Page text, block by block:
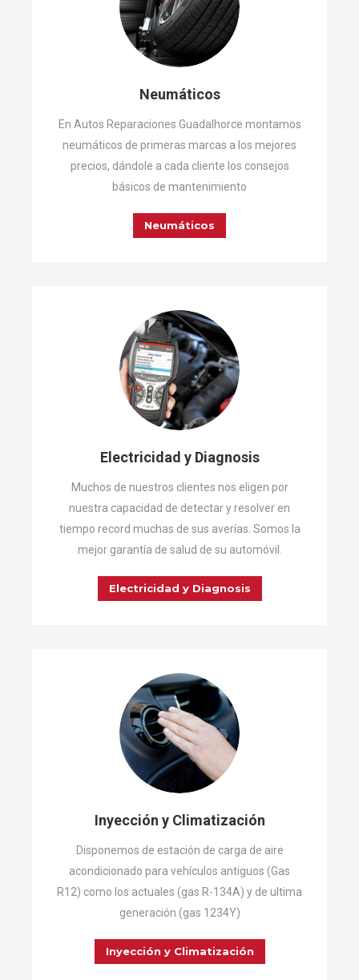
Neumáticos
En Autos Reparaciones Guadalhorce montamos
neumáticos de primeras marcas a los mejores
precios, dándole a cada cliente los consejos
básicos de mantenimiento
Neumáticos
Electricidad y Diagnosis
Muchos de nuestros clientes nos eligen por
nuestra capacidad de detectar y resolver en
tiempo record muchas de sus averías. Somos la
mejor garantía de salud de su automóvil.
Electricidad y Diagnosis
Inyección y Climatización
Disponemos de estación de carga de aire
acondicionado para vehículos antiguos (Gas
R12) como los actuales (gas R-134A) y de ultima
generación (gas 1234Y)
Inyección y Climatización